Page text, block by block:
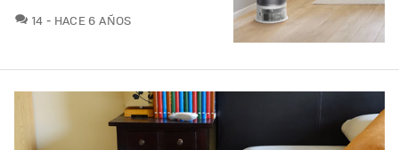
14 COMENTARIOS
HACE 6 AÑOS